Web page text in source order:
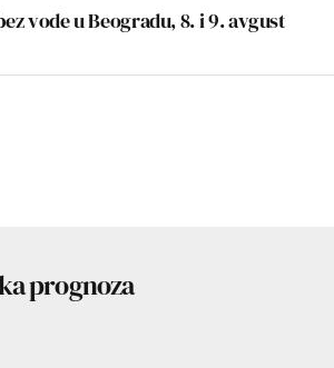
vode u Beogradu, 8. i 9. avgust
prognoza